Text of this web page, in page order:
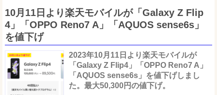
10月11日より楽天モバイルが「Galaxy Z Flip
4」「OPPO Reno7 A」「AQUOS sense6s」
を値下げ
2023年10月11日より楽天モバイルが
「Galaxy Z Flip4」「OPPO Reno7 A」
「AQUOS sense6s」を値下げしまし
た。最大50,300円の値下げ。